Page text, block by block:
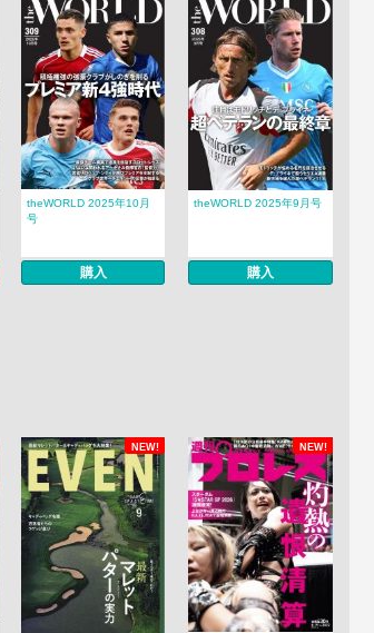
theWORLD 2025年10月
号
購入
theWORLD 2025年9月号
購入
NEW! NEW!